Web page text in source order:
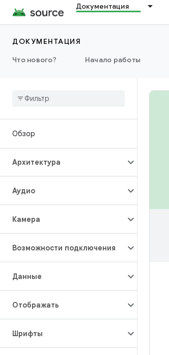
Документация
ДОКУМЕНТАЦИЯ
Что нового?
Начало работы
Обзор
Архитектура
Аудио
Камера
Возможности подключения
Данные
Отображать
Шрифты